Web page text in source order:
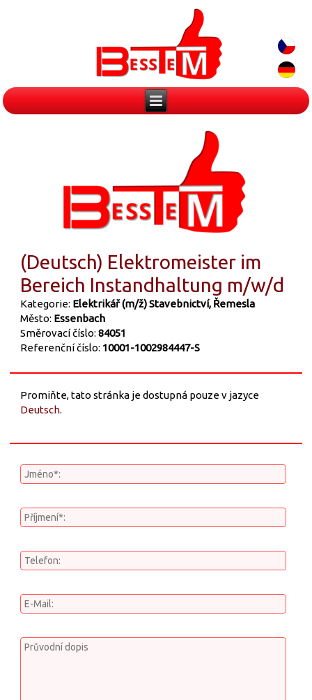
(Deutsch) Elektromeister im
Bereich Instandhaltung m/w/d
Kategorie: Elektrikář (m/ž)Stavebnictví, Řemesla
Město: Essenbach
Směrovací číslo:84051
Referenční číslo: 10001-1002984447-S
Promiňte, tato stránka je dostupná pouze v jazyce
Deutsch.